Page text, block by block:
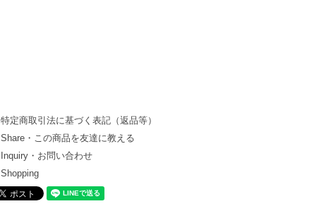
特定商取引法に基づく表記（返品等）
Share・この商品を友達に教える
Inquiry・お問い合わせ
Shopping